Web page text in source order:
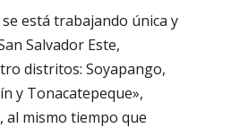
está trabajando única y
Salvador Este,
distritos: Soyapango,
y Tonacatepeque»,
mismo tiempo que